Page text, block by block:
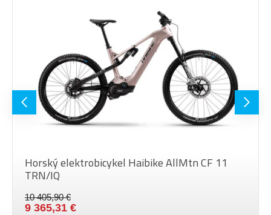
teleskopická sedlovka Megamo
31,6mm
bez pedálů
MAX.
HMOTNOSŤ
JAZDCA
120 kg
VEĽKOSŤ
29"
Horský elektrobicykel Haibike AllMtn CF 11
TRN/IQ
10 405,90 €
9 365,31 €